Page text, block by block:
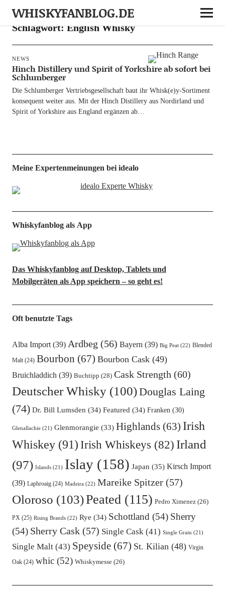
WHISKYFANBLOG.DE
Schlagwort:English Whisky
NEWS
Hinch Distillery und Spirit of Yorkshire ab sofort bei
Schlumberger
Die Schlum­ber­ger Ver­triebs­ge­sell­schaft baut ihr Whisk(e)y‑Sortiment
kon­se­quent wei­ter aus. Mit der Hinch Distil­lery aus Nord­ir­land und
Spi­rit of York­shire aus Eng­land ergän­zen ab…
Meine Expertenmeinungen bei idealo
Whiskyfanblog als App
Das Whiskyfanblog auf Desktop, Tablets und
Mobilgeräten als App speichern – so geht es!
Oft benutzte Tags
Alba Import(39) Ardbeg (56) Bayern(39) Big Peat(22) Blended
Malt(24) Bourbon (67) Bourbon Cask(49)
Bruichladdich(39) Buchtipp (28) Cask Strength (60)
Deutscher Whisky(100)Douglas Laing
(74) Dr. Bill Lumsden (34) Featured (34) Franken(30)
Glenallachie(21) Glenmorangie (33) Highlands(63) Irish
Whiskey(91) Irish Whiskeys (82) Irland
(97) Islands(21) Islay(158) Japan (35) Kirsch Import
(39) Laphroaig(24) Madeira(22) Mareike Spitzer(57)
Oloroso (103)Peated(115) Pedro Ximenez(26)
PX(25) Rising Brands(22) Rye (34) Schottland (54) Sherry
(54) Sherry Cask(57) Single Cask(41) Single Grain (21)
Single Malt(43) Speyside(67) St. Kilian(48) Virgin
Oak(24) whic(52) Whiskymesse(26)